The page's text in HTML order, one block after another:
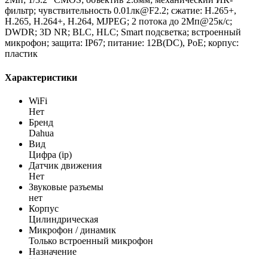
фильтр; чувствительность 0.01лк@F2.2; сжатие: H.265+,
H.265, H.264+, H.264, MJPEG; 2 потока до 2Мп@25к/с;
DWDR; 3D NR; BLC, HLC; Smart подсветка; встроенный
микрофон; защита: IP67; питание: 12В(DC), PoE; корпус:
пластик
Характеристики
WiFi
Нет
Бренд
Dahua
Вид
Цифра (ip)
Датчик движения
Нет
Звуковые разъемы
нет
Корпус
Цилиндрическая
Микрофон / динамик
Только встроенный микрофон
Назначение